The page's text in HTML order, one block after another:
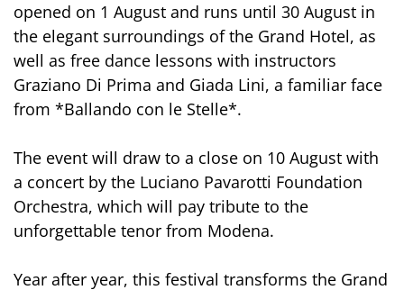
opened on 1 August and runs until 30 August in
the elegant surroundings of the Grand Hotel, as
well as free dance lessons with instructors
Graziano Di Prima and Giada Lini, a familiar face
from *Ballando con le Stelle*.
The event will draw to a close on 10 August with
a concert by the Luciano Pavarotti Foundation
Orchestra, which will pay tribute to the
unforgettable tenor from Modena.
Year after year, this festival transforms the Grand